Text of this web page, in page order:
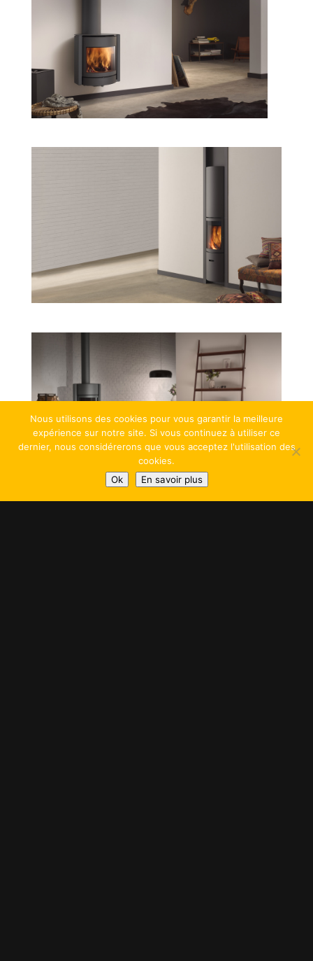
Nous utilisons des cookies pour vous garantir la meilleure
expérience sur notre site. Si vous continuez à utiliser ce
dernier, nous considérerons que vous acceptez l'utilisation des
cookies.
Ok
En savoir plus